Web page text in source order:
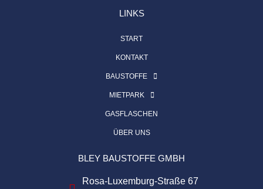
LINKS
START
KONTAKT
BAUSTOFFE
MIETPARK
GASFLASCHEN
ÜBER UNS
BLEY BAUSTOFFE GMBH
Rosa-Luxemburg-Straße 67